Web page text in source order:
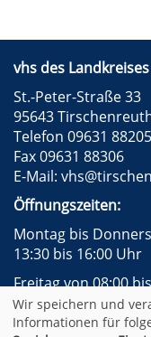
vhs des
St.-Peter-Straße 33
95643
Telefon 09631 88205
Fax 09631 88306
E-Mail:
Öffnungszeiten:
Montag bis
13:30 bis 16:00 Uhr
Freitag von 08:00
Impressum
AGB
Wir speichern und
Informationen für